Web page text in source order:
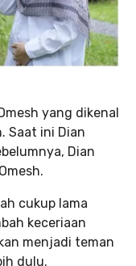
yang dikenal
Saat ini Dian
Dian
cukup lama
keceriaan
menjadi teman
dulu.